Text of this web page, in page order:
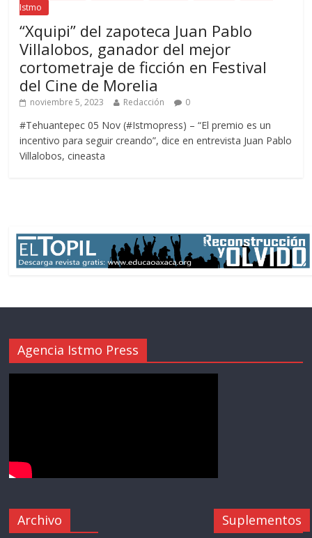
Istmo
“Xquipi” del zapoteca Juan Pablo
Villalobos, ganador del mejor
cortometraje de ficción en Festival
del Cine de Morelia
noviembre 5, 2023 Redacción 0
#Tehuantepec 05 Nov (#Istmopress) – “El premio es un
incentivo para seguir creando”, dice en entrevista Juan Pablo
Villalobos, cineasta
Agencia Istmo Press
Archivo Suplementos